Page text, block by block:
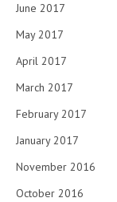
June 2017
May 2017
April 2017
March 2017
February 2017
January 2017
November 2016
October 2016